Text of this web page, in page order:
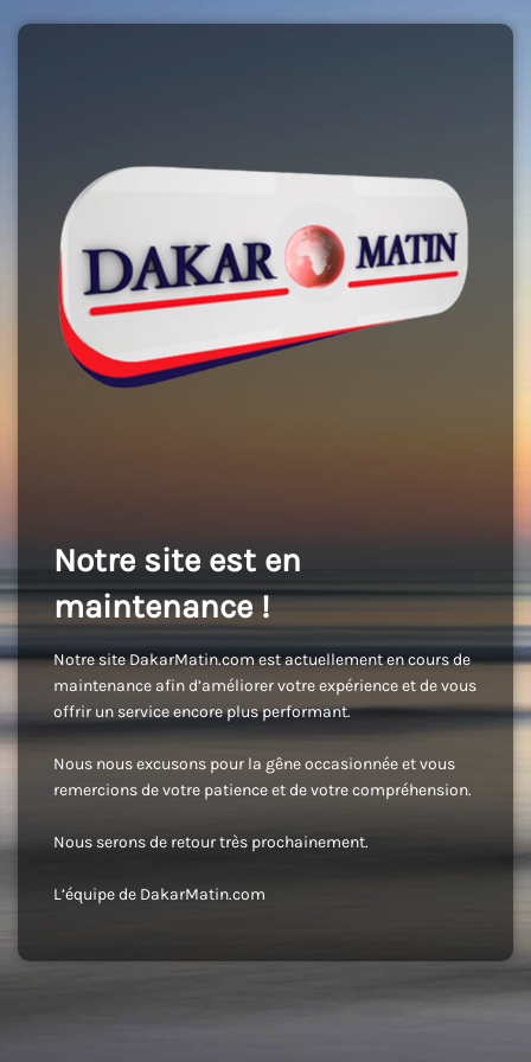
Notre site est en
maintenance !
Notre site DakarMatin.com est actuellement en cours de
maintenance afin d’améliorer votre expérience et de vous
offrir un service encore plus performant.
Nous nous excusons pour la gêne occasionnée et vous
remercions de votre patience et de votre compréhension.
Nous serons de retour très prochainement.
L’équipe de DakarMatin.com